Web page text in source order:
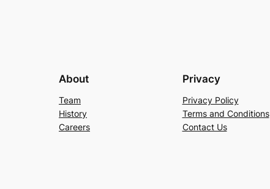
About
Team
History
Careers
Privacy
Privacy Policy
Terms and Conditions
Contact Us